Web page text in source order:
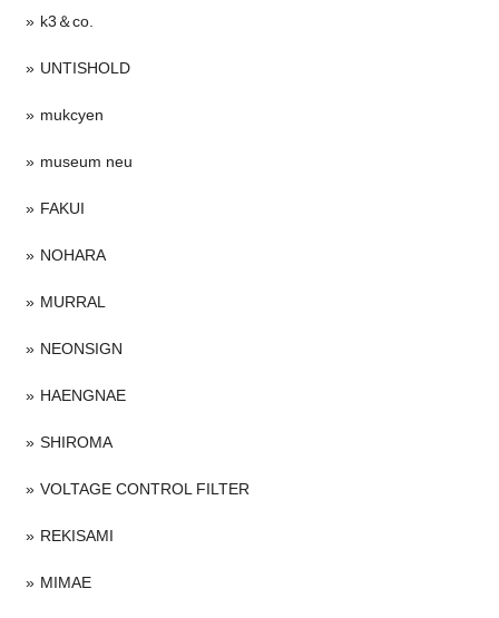
k3＆co.
UNTISHOLD
mukcyen
museum neu
FAKUI
NOHARA
MURRAL
NEONSIGN
HAENGNAE
SHIROMA
VOLTAGE CONTROL FILTER
REKISAMI
MIMAE